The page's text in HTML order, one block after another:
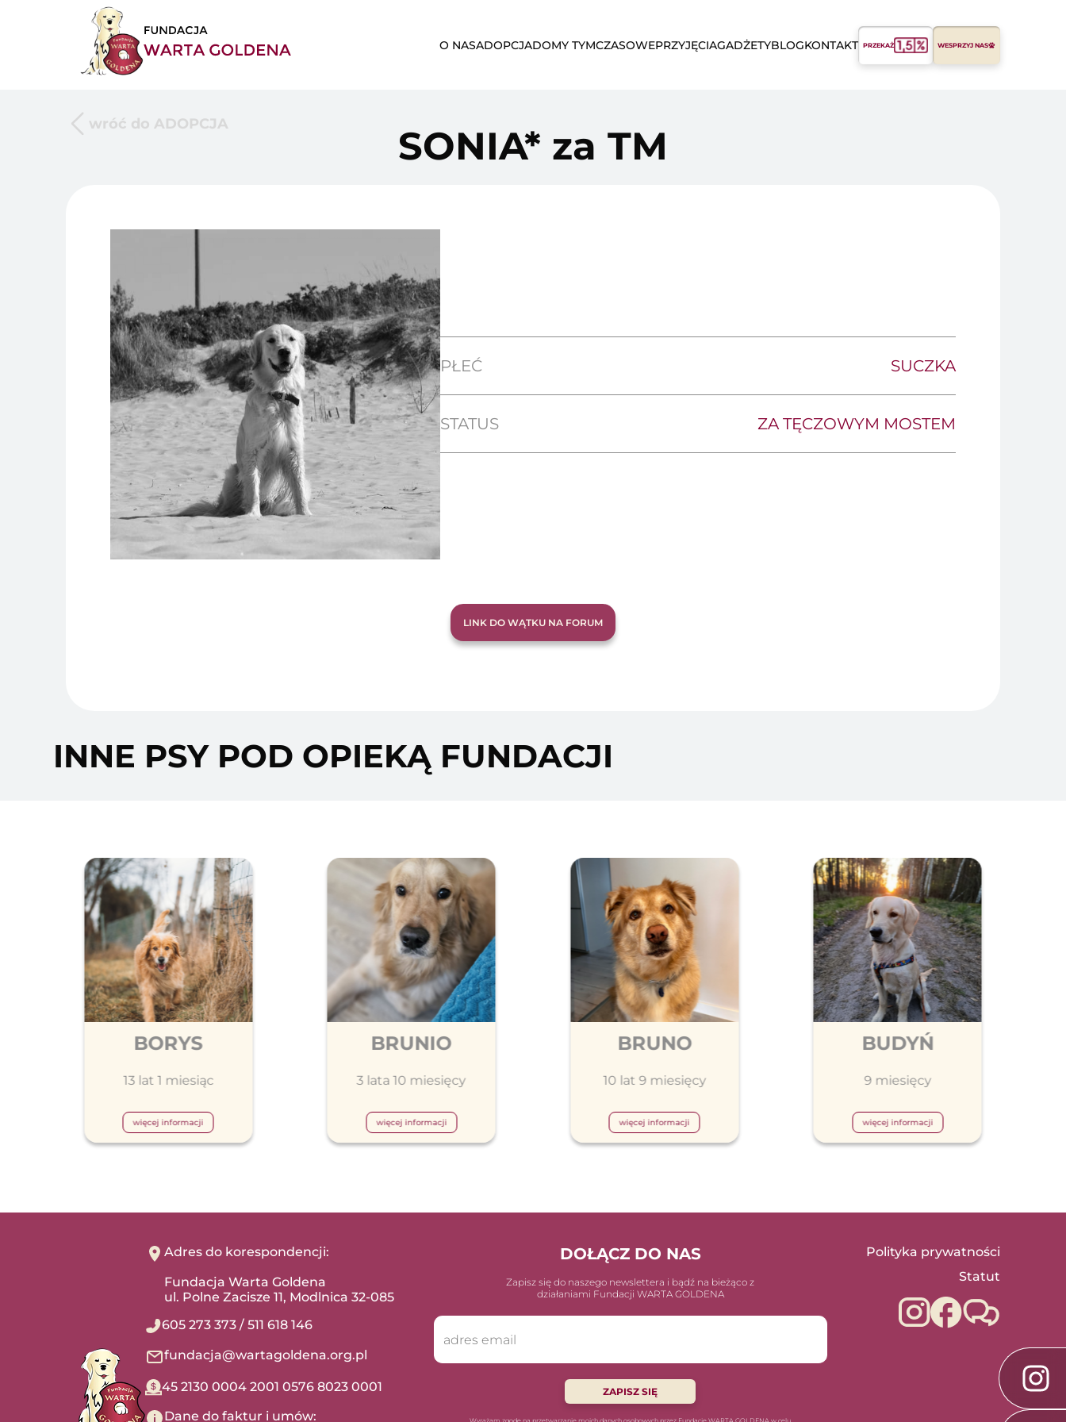
O NASADOPCJADOMY TYMCZASOWEPRZYJĘCIAGADŻETYBLOGKONTAKT PRZEKAŻ WESPRZYJ NAS
wróć do ADOPCJA SONIA* za TM
PŁEĆ SUCZKA
STATUS ZA TĘCZOWYM MOSTEM
LINK DO WĄTKU NA FORUM
INNE PSY POD OPIEKĄ FUNDACJI
BORYS
13 lat 1 miesiąc
więcej informacji
BRUNIO
3 lata 10 miesięcy
więcej informacji
BRUNO
10 lat 9 miesięcy
więcej informacji
BUDYŃ
9 miesięcy
więcej informacji
Adres do korespondencji:
Fundacja Warta Goldena
ul. Polne Zacisze 11, Modlnica 32-085
605 273 373 / 511 618 146
fundacja@wartagoldena.org.pl
45 2130 0004 2001 0576 8023 0001
Dane do faktur i umów:
DOŁĄCZ DO NAS
Zapisz się do naszego newslettera i bądź na bieżąco z
działaniami Fundacji WARTA GOLDENA
ZAPISZ SIĘ
Wyrażam zgodę na przetwarzanie moich danych osobowych przez Fundację WARTA GOLDENA w celu
Polityka prywatności
Statut